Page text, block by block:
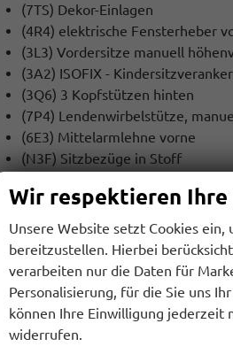
(7TS) Dekor-Einlagen
(4R4) elektrische Fensterheber
(3L3) Vordersitze manuell
(3A2) ISOFIX -
(3Q6) 3 Kopfstützen hinten
(7P4) Lendenwirbelstütze,
(6E3) Mittelarmlehne vorne
(N3F) Sitzbezüge in Stoff
EXTRAS:
(3S5) Dachreling schwarz
(7AL) Diebstahlalarmanlage,
(3GD) Ebener Ladeboden im
(I8U) SKODA Infotainment
(7J1) volldigitales
(4GX) Frontscheibe in
(8VN) LED-SBBR-Leuchte,
Wir respektieren Ihre
Unsere Website setzt Cookies ein,
bereitzustellen. Hierbei
verarbeiten nur die Daten für
Personalisierung, für die Sie uns
können Ihre Einwilligung
widerrufen.